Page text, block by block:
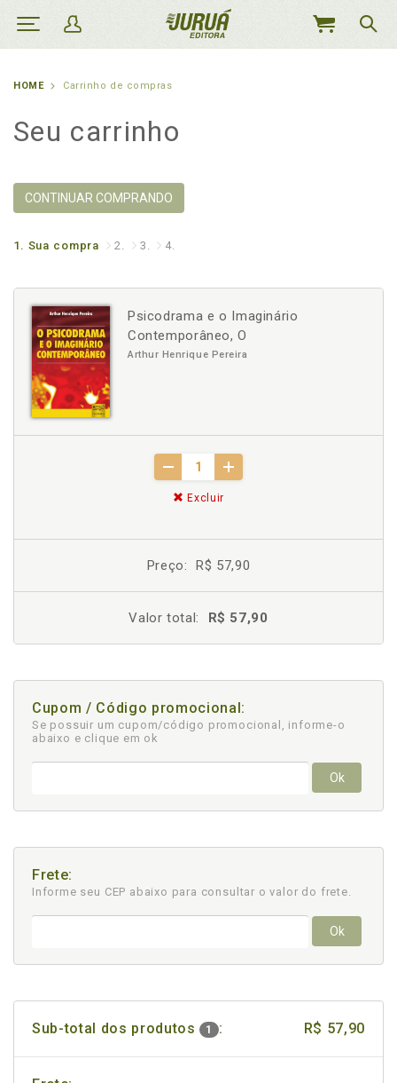
MEU
HOME Carrinho de compras
Seu carrinho
CONTINUAR COMPRANDO
1. Sua compra 2. 3. 4.
Psicodrama e o Imaginário
Contemporâneo, O
Arthur Henrique Pereira
Excluir
Preço: R$ 57,90
Valor total: R$ 57,90
Cupom / Código promocional:
Se possuir um cupom/código promocional, informe-o
abaixo e clique em ok
Ok
Frete:
Informe seu CEP abaixo para consultar o valor do frete.
Ok
Sub-total dos produtos 1 : R$ 57,90